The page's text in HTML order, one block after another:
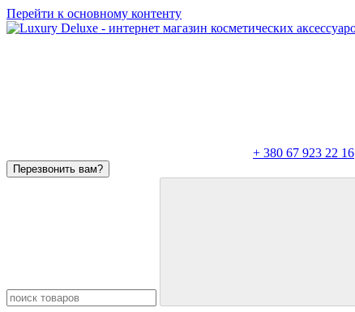
Перейти к основному контенту
+ 380 67 923 22 16
Перезвонить вам?